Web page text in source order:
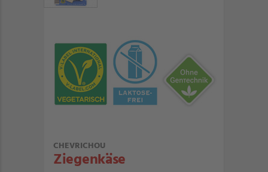
CHEVRICHOU
Ziegenkäse